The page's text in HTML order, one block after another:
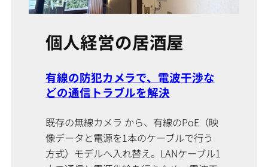
個人経営の居酒屋
有線の防犯カメラで、電波干渉な
どの通信トラブルを解決
既存の無線カメラ から、有線のPoE（映
像データと電源を1本のケーブルで行う
方式）モデルへ入れ替え。LANケーブル1